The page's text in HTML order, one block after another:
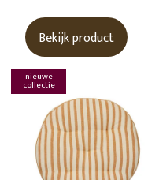
Bekijk product
nieuwe
collectie